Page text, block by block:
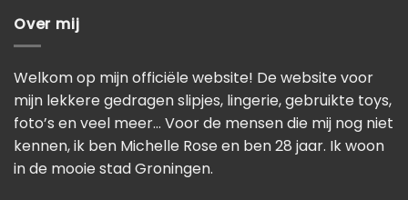
Over mij
Welkom op mijn officiële website! De website voor
mijn lekkere gedragen slipjes, lingerie, gebruikte toys,
foto’s en veel meer… Voor de mensen die mij nog niet
kennen, ik ben Michelle Rose en ben 28 jaar. Ik woon
in de mooie stad Groningen.